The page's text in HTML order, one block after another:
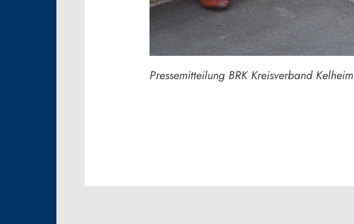
Pressemitteilung BRK Kreisverband Kelheim